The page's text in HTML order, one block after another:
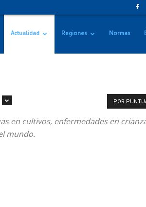
Actualidad Regiones Normas
en cultivos, enfermedades en
mundo.
POR